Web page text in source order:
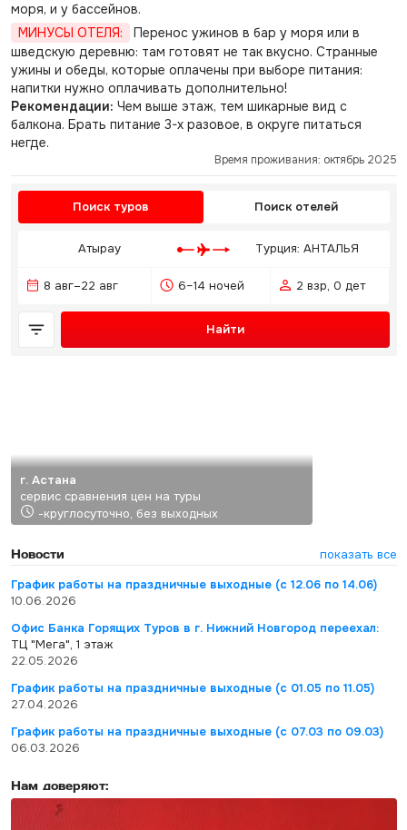
моря, и у бассейнов.
МИНУСЫ ОТЕЛЯ:
Перенос ужинов в бар у моря или в
шведскую деревню: там готовят не так вкусно. Странные
ужины и обеды, которые оплачены при выборе питания:
напитки нужно оплачивать дополнительно!
Рекомендации: Чем выше этаж, тем шикарные вид с
балкона. Брать питание 3-х разовое, в округе питаться
негде.
Время проживания: октябрь 2025
Поиск туров Поиск отелей
Атырау Турция: АНТАЛЬЯ
8 авг–22 авг 6–14 ночей 2 взр, 0 дет
Найти
г. Астана
сервис сравнения цен на туры
-круглосуточно, без выходных
Новости
показать все
График работы на праздничные выходные (с 12.06 по 14.06)
10.06.2026
Офис Банка Горящих Туров в г. Нижний Новгород переехал:
ТЦ "Мега", 1 этаж
22.05.2026
График работы на праздничные выходные (с 01.05 по 11.05)
27.04.2026
График работы на праздничные выходные (с 07.03 по 09.03)
06.03.2026
Нам доверяют: